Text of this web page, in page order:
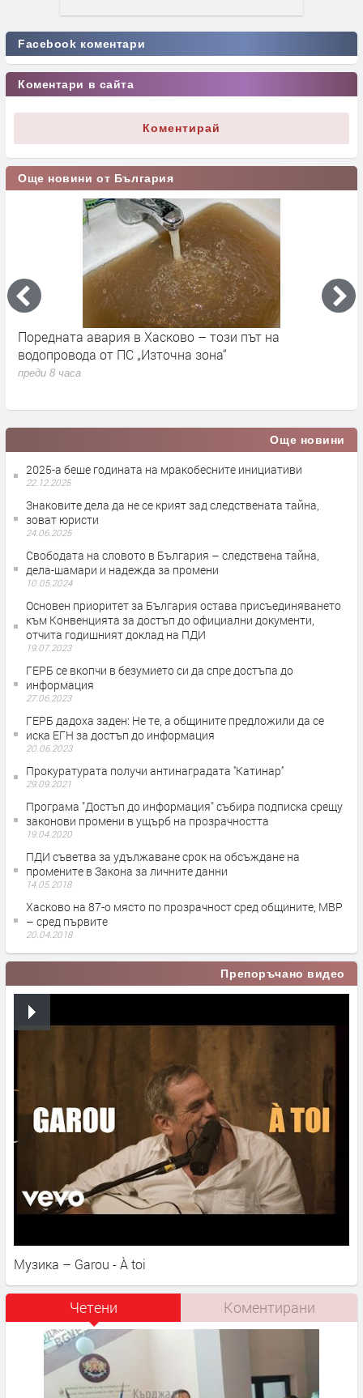
Facebook коментари
Коментари в сайта
Коментирай
Още новини от България
Поредната авария в Хасково – този път на
водопровода от ПС „Източна зона“
преди 8 часа
Още новини
2025-а беше годината на мракобесните инициативи
22.12.2025
Знаковите дела да не се крият зад следствената тайна,
зоват юристи
24.06.2025
Свободата на словото в България – следствена тайна,
дела-шамари и надежда за промени
10.05.2024
Основен приоритет за България остава присъединяването
към Конвенцията за достъп до официални документи,
отчита годишният доклад на ПДИ
19.07.2023
ГЕРБ се вкопчи в безумието си да спре достъпа до
информация
27.06.2023
ГЕРБ дадоха заден: Не те, а общините предложили да се
иска ЕГН за достъп до информация
20.06.2023
Прокуратурата получи антинаградата ''Катинар''
29.09.2021
Програма "Достъп до информация" събира подписка срещу
законови промени в ущърб на прозрачността
19.04.2020
ПДИ съветва за удължаване срок на обсъждане на
промените в Закона за личните данни
14.05.2018
Хасково на 87-о място по прозрачност сред общините, МВР
– сред първите
20.04.2018
Препоръчано видео
Музика – Garou - À toi
Четени Коментирани